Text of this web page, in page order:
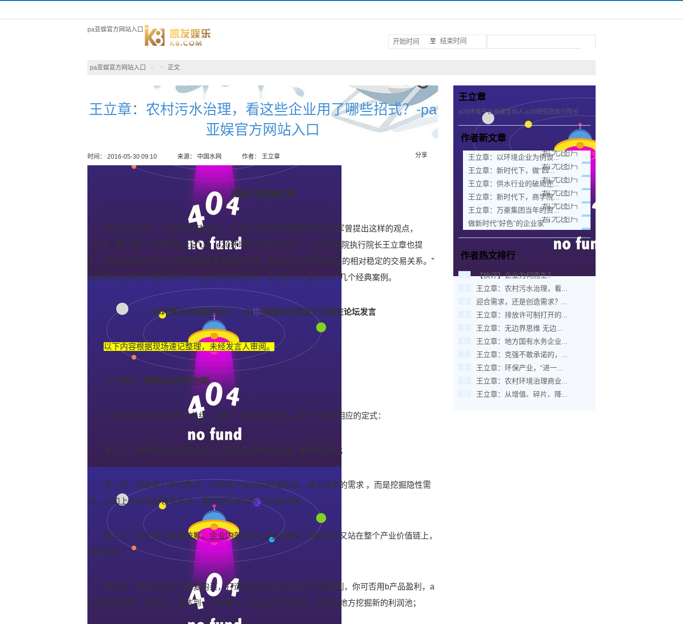
pa亚娱官方网站入口
至
pa亚娱官方网站入口 > > 正文
王立章：农村污水治理，看这些企业用了哪些招式？-pa
亚娱官方网站入口
时间： 2016-05-30 09:10 来源： 中国水网 作者： 王立章 分享
现场发言视频实录
农村污水治理，“不缺技术缺模式”，清华大学环境学院副院长王凯军曾提出这样的观点，
“2016（第二届）环境施治论坛”上，e20环境平台高级合伙人、e20研究院执行院长王立章也提
出，“商业模式是说怎么持续赚钱或者是赚更多钱，是以企业为价值核心的相对稳定的交易关系。”
怎样的商业模式才能在农村污水处理中持续盈利，王立章与大家分享了几个经典案例。
e20环境平台高级合伙人、e20研究院执行院长王立章在论坛发言
以下内容根据现场速记整理，未经发言人审阅。
七个招式，解析商业模式创新
e20环境平台经过研究与总结，提炼了商业模式七式，每一式又有相应的定式：
第一式，把握有未来的产业风口，是说不跟大势作对，要顺势而为；
第二式，挖掘客户隐性需求，不是客户说出来的要达标、减少成本的需求 ，而是挖掘隐性需
求，比如上午有政府领导说的，要把项目做的跟生态更好看；
第三式，内外部价值链统筹，企业内部有自己的价值链，同时企业又站在整个产业价值链上，
如何统筹；
第四式，是否可以实现重复购买，打造通道业务即别人用a产品盈利，你可否用b产品盈利，a
产品甚至免费，有没有一天达到一个突破——污水运行不收钱，在其他地方挖掘新的利润池；
王立章
e20环境平台高级合伙人,e20研究院执行院长
作者新文章
王立章：以环境企业为例谈...
王立章：新时代下，做“四...
王立章：供水行业的破局还...
王立章：新时代下，商学院...
王立章：万豪集团当年的资...
做新时代“好色”的企业家
作者热文排行
1
【快评】企业为何而生？
2
王立章：农村污水治理，看...
3
迎合需求，还是创造需求？...
4
王立章：排放许可制打开的...
5
王立章：无边界思维 无边...
6
王立章：地方国有水务企业...
7
王立章：克强不敢承诺的，...
8
王立章：环保产业，“进一...
9
王立章：农村环境治理商业...
10
王立章：从增值、碎片、降...